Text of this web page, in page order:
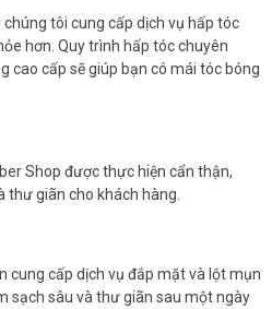
tôi cung cấp dịch vụ hấp tóc
hơn. Quy trình hấp tóc chuyên
cao cấp sẽ giúp bạn có mái tóc bóng
Shop được thực hiện cẩn thận,
thư giãn cho khách hàng.
cung cấp dịch vụ đắp mặt và lột mụn
sạch sâu và thư giãn sau một ngày